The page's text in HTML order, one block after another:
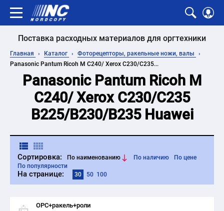
Поставка расходных материалов для оргтехники
Главная Каталог
Фоторецепторы, ракельные ножи, валы
Panasonic Pantum Ricoh M C240/ Xerox C230/C235...
Panasonic Pantum Ricoh M
C240/ Xerox C230/C235
B225/B230/B235 Huawei
Сортировка: По наименованию По наличию
По цене
По популярности
На странице: 30 50 100
ОРС+ракель+роли